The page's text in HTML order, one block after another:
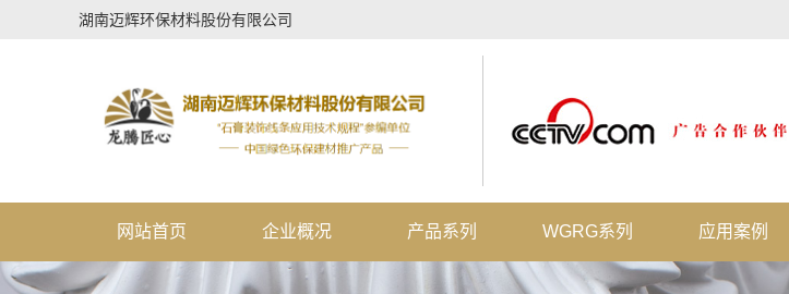
湖南迈辉环保材料股份有限公司
网站首页 企业概况 产品系列 WGRG系列 应用案例